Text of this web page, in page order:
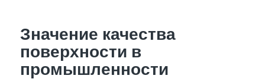
Значение качества
поверхности в
промышленности